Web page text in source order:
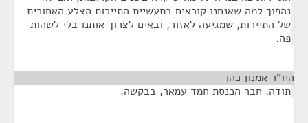
נהפוך למה שאנחנו קוראים בתעשיית התיירות הצלע האחורית
של התיירות, שמגיעה לאזור, ובאים לצרוך אותנו בלי לשהות
פה.
היו"ר אמנון כהן
תודה. חבר הכנסת חמד עמאר, בבקשה.